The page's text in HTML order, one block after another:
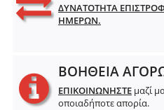
ΔΥΝΑΤΟΤΗΤΑ
ΗΜΕΡΩΝ.
ΒΟΗΘΕΙΑ
ΕΠΙΚΟΙΝΩΝΗΣΤΕ μαζί
οποιαδήποτε απορία.